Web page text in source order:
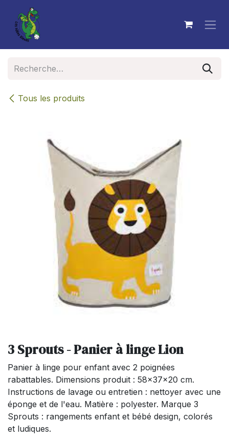
Se rendre au contenu
Tous les produits
3 Sprouts - Panier à linge Lion
Panier à linge pour enfant avec 2 poignées
rabattables. Dimensions produit : 58x37x20 cm.
Instructions de lavage ou entretien : nettoyer avec une
éponge et de l'eau. Matière : polyester. Marque 3
Sprouts : rangements enfant et bébé design, colorés
et ludiques.